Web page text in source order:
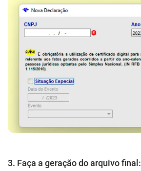
3. Faça a geração do arquivo final: